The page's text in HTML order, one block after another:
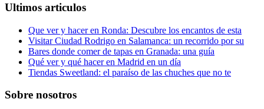
Ultimos articulos
Que ver y hacer en Ronda: Descubre los encantos de esta
Visitar Ciudad Rodrigo en Salamanca: un recorrido por su
Bares donde comer de tapas en Granada: una guía
Qué ver y qué hacer en Madrid en un día
Tiendas Sweetland: el paraíso de las chuches que no te
Sobre nosotros